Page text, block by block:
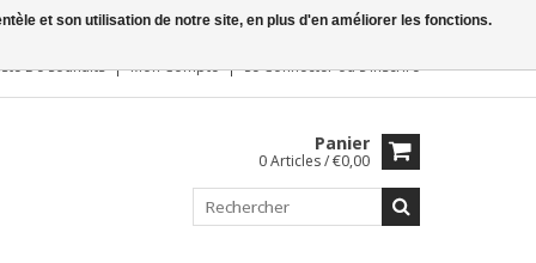
De Souhaits Mon Compte Se ConnecterouS'inscrire
Panier
0 Articles / €0,00
et son utilisation de notre site, en plus d'en améliorer les fonctions.